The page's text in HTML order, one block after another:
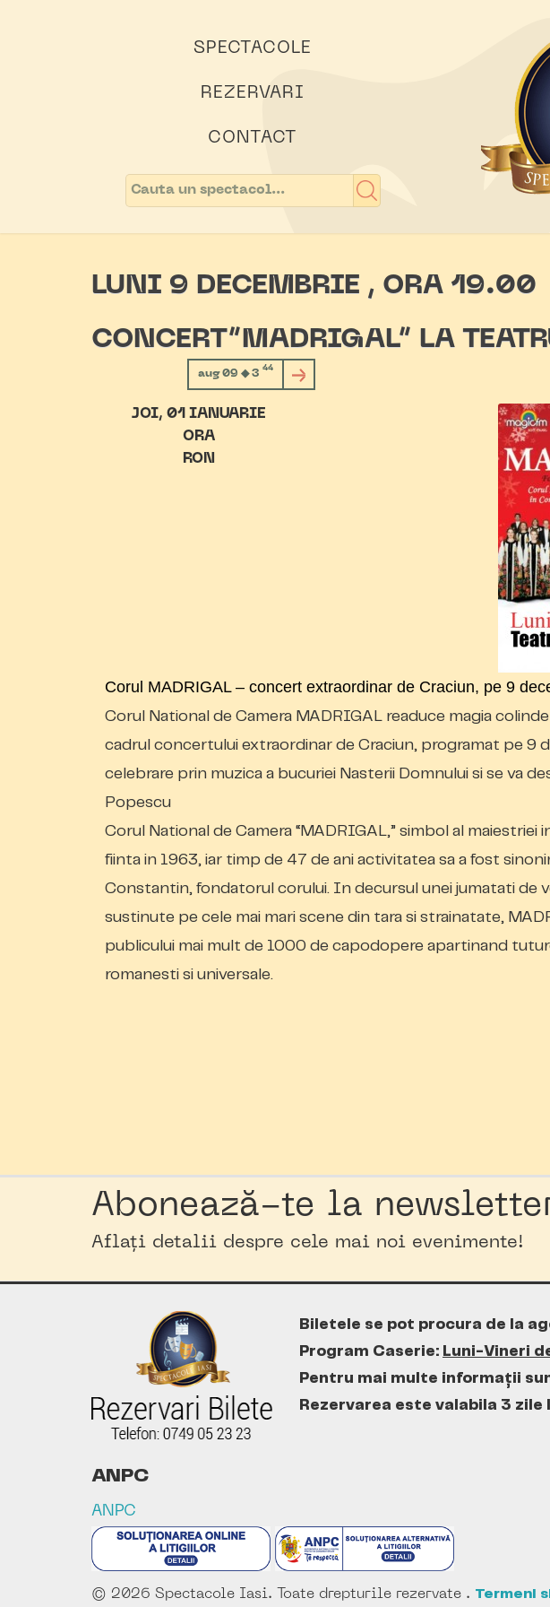
SPECTACOLE
REZERVARI
CONTACT
LUNI 9 DECEMBRIE , ORA 19.00
CONCERT”MADRIGAL” LA
aug 09 ◆ 3
44
JOI 01 IANUARIE
ORA
RON
Corul MADRIGAL – concert extraordinar de Craciun, pe 9
Corul National de Camera MADRIGAL readuce magia
cadrul concertului extraordinar de Craciun, programat pe 9
celebrare prin muzica a bucuriei Nasterii Domnului si se va
Popescu
Corul National de Camera “MADRIGAL,” simbol al
fiinta in 1963, iar timp de 47 de ani activitatea sa a fost
Constantin, fondatorul corului. In decursul unei jumatati de
sustinute pe cele mai mari scene din tara si strainatate,
publicului mai mult de 1000 de capodopere apartinand
romanesti si universale.
Abonează-te la
Aflați detalii despre cele mai noi evenimente!
Biletele se pot procura de la
Program Caserie: Luni-Vineri
Pentru mai multe informații
Rezervarea este valabila 3
ANPC
ANPC
© 2026 Spectacole Iasi. Toate drepturile rezervate . Termeni